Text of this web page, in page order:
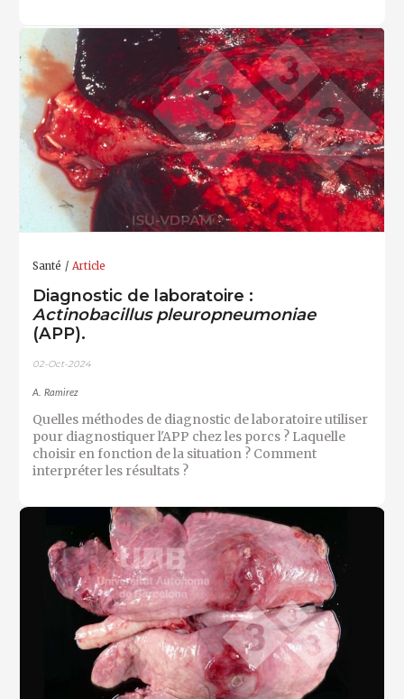
Santé Article
Diagnostic de laboratoire :
Actinobacillus pleuropneumoniae
(APP).
02-Oct-2024
A. Ramirez
Quelles méthodes de diagnostic de laboratoire utiliser
pour diagnostiquer l'APP chez les porcs ? Laquelle
choisir en fonction de la situation ? Comment
interpréter les résultats ?